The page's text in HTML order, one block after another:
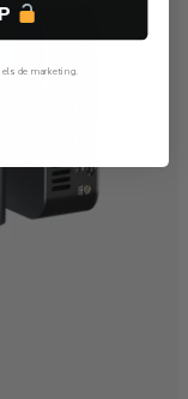
de marketing.